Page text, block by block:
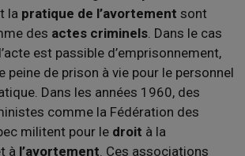
la pratique de l’avortement sont
des actes criminels . Dans le cas
est passible d’emprisonnement,
peine de prison à vie pour le personnel
Dans les années 1960, des
comme la Fédération des
militent pour le droit à la
à l’avortement . Ces associations